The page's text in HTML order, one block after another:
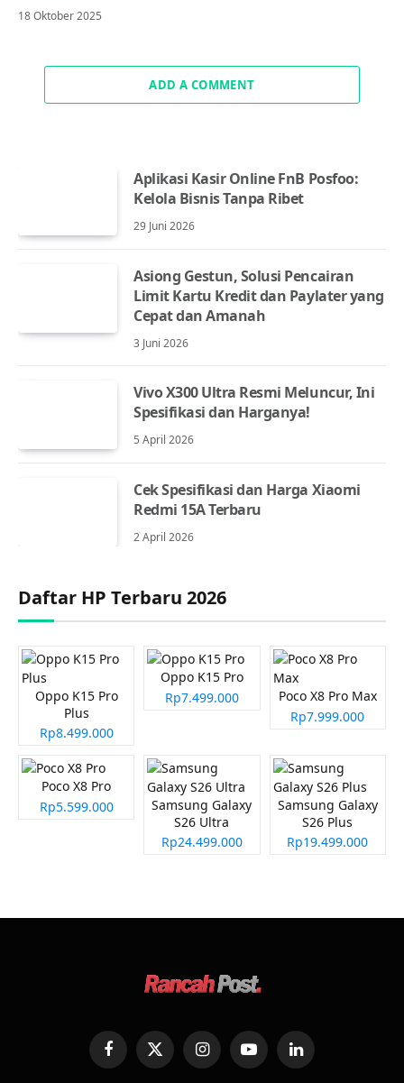
18 Oktober 2025
ADD A COMMENT
Aplikasi Kasir Online FnB Posfoo:
Kelola Bisnis Tanpa Ribet
29 Juni 2026
Asiong Gestun, Solusi Pencairan
Limit Kartu Kredit dan Paylater yang
Cepat dan Amanah
3 Juni 2026
Vivo X300 Ultra Resmi Meluncur, Ini
Spesifikasi dan Harganya!
5 April 2026
Cek Spesifikasi dan Harga Xiaomi
Redmi 15A Terbaru
2 April 2026
Daftar HP Terbaru 2026
Oppo K15 Pro
Plus
Rp8.499.000
Oppo K15 Pro
Rp7.499.000
Poco X8 Pro Max
Rp7.999.000
Poco X8 Pro
Rp5.599.000
Samsung Galaxy
S26 Ultra
Rp24.499.000
Samsung Galaxy
S26 Plus
Rp19.499.000
FacebookX
(Twitter)
InstagramYouTubeLinkedIn